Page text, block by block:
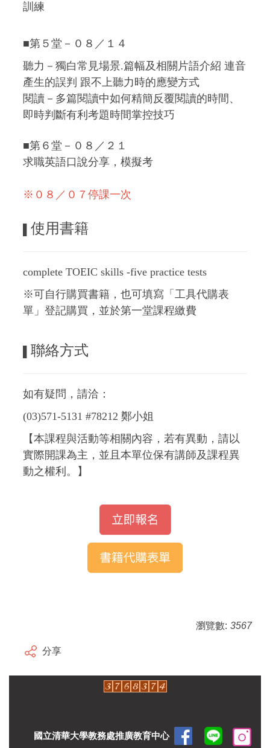
訓練
■第５堂－０８／１４
聽力－獨白常見場景.篇幅及相關片語介紹 連音
產生的誤判 跟不上聽力時的應變方式
閱讀－多篇閱讀中如何精簡反覆閱讀的時間、
即時判斷有利考題時間掌控技巧
■第６堂－０８／２１
求職英語口說分享，模擬考
※０８／０７停課一次
使用書籍
complete TOEIC skills -five practice tests
※可自行購買書籍，也可填寫「工具代購表
單」登記購買，並於第一堂課程繳費
聯絡方式
如有疑問，請洽：
(03)571-5131 #78212 鄭小姐
【本課程與活動等相關內容，若有異動，請以
實際開課為主，並且本單位保有講師及課程異
動之權利。】
瀏覽數: 3567
分享
國立清華大學教務處推廣教育中心